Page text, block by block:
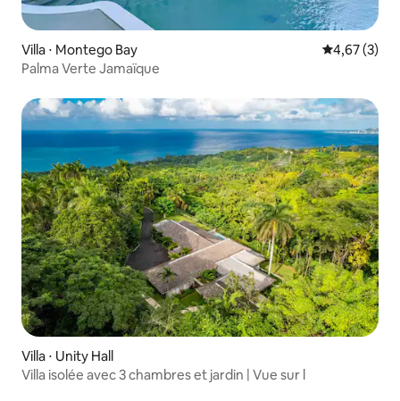
Villa ⋅ Montego Bay Évaluation
4,67 (3)
Palma Verte Jamaïque
Villa ⋅ Unity Hall
Villa isolée avec 3 chambres et jardin | Vue sur l